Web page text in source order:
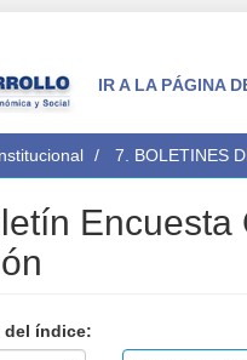
IR A LA PÁGINA
7. BOLETINES
del índice: